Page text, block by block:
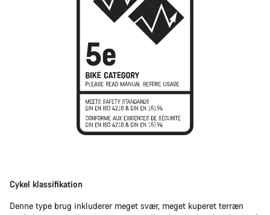
Cykel klassifikation
Denne type brug inkluderer meget svær, meget kuperet terræn